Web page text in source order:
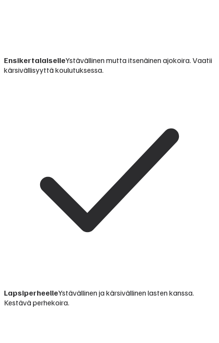
EnsikertalaiselleYstävällinen mutta itsenäinen ajokoira. Vaatii
kärsivällisyyttä koulutuksessa.
LapsiperheelleYstävällinen ja kärsivällinen lasten kanssa.
Kestävä perhekoira.